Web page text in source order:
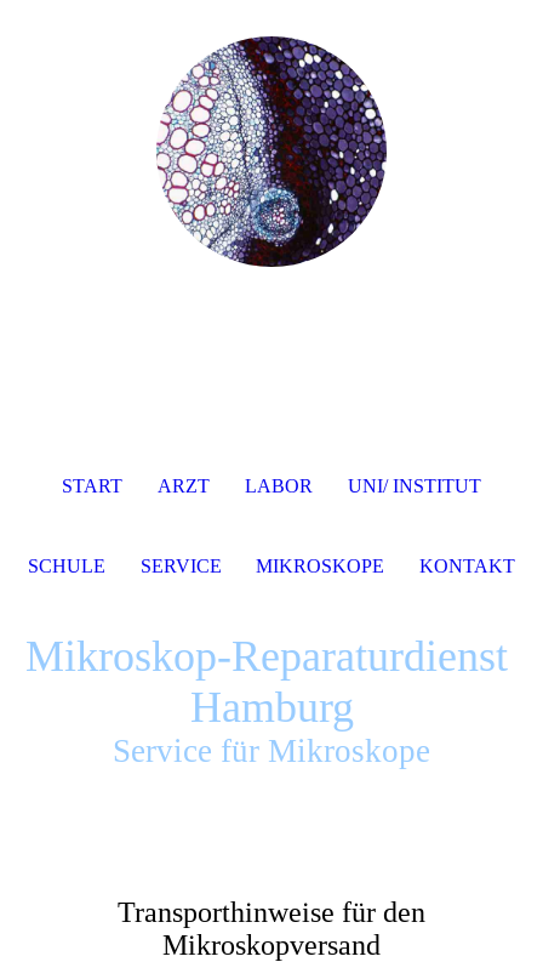
Mikroskop-Reparaturdienst
Hamburg
Service für Mikroskope
Transporthinweise für den
Mikroskopversand
START ARZT LABOR UNI/ INSTITUT
SCHULE SERVICE MIKROSKOPE KONTAKT